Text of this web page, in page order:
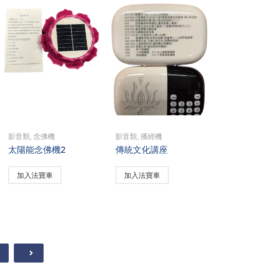
影音類, 念佛機
太陽能念佛機2
加入法寶車
影音類, 播經機
傳統文化講座
加入法寶車